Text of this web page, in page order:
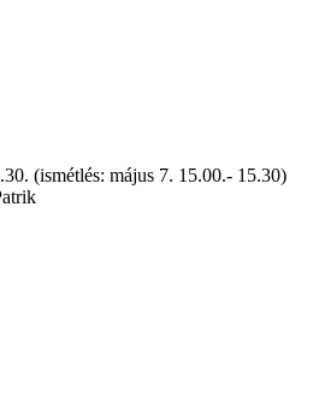
(ismétlés: május 7. 15.00.- 15.30)